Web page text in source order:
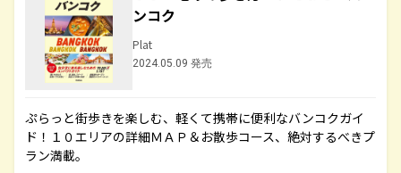
ンコク
Plat
2024.05.09 発売
ぷらっと街歩きを楽しむ、軽くて携帯に便利なバンコクガイ
ド！１０エリアの詳細ＭＡＰ＆お散歩コース、絶対するべきプ
ラン満載。